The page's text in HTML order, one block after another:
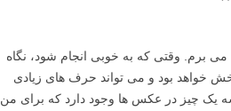
برم. وقتی که به خوبی انجام شود، نگاه
خواهد بود و می تواند حرف های زیادی
یک چیز در عکس ها وجود دارد که برای من